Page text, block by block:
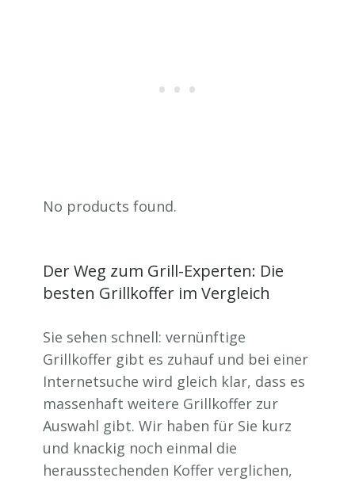
No products found.
Der Weg zum Grill-Experten: Die
besten Grillkoffer im Vergleich
Sie sehen schnell: vernünftige
Grillkoffer gibt es zuhauf und bei einer
Internetsuche wird gleich klar, dass es
massenhaft weitere Grillkoffer zur
Auswahl gibt. Wir haben für Sie kurz
und knackig noch einmal die
herausstechenden Koffer verglichen,